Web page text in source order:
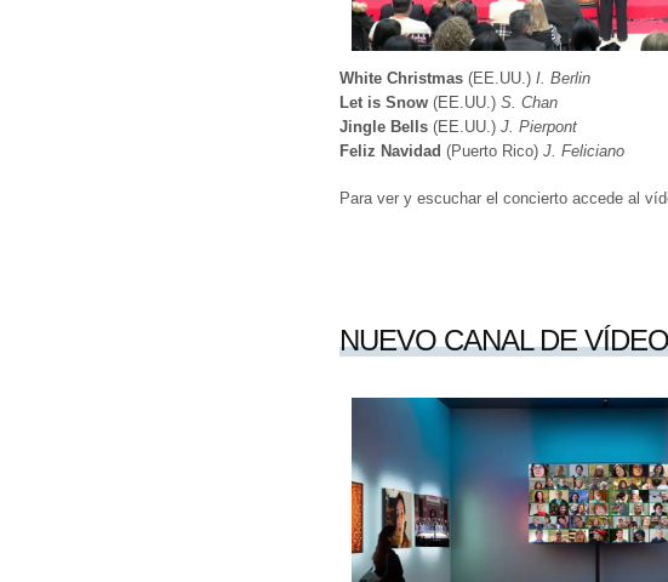
White Christmas (EE.UU.) I. Berlin
Let is Snow (EE.UU.) S. Chan
Jingle Bells (EE.UU.) J. Pierpont
Feliz Navidad (Puerto Rico) J. Feliciano
Para ver y escuchar el concierto accede al
NUEVO CANAL DE